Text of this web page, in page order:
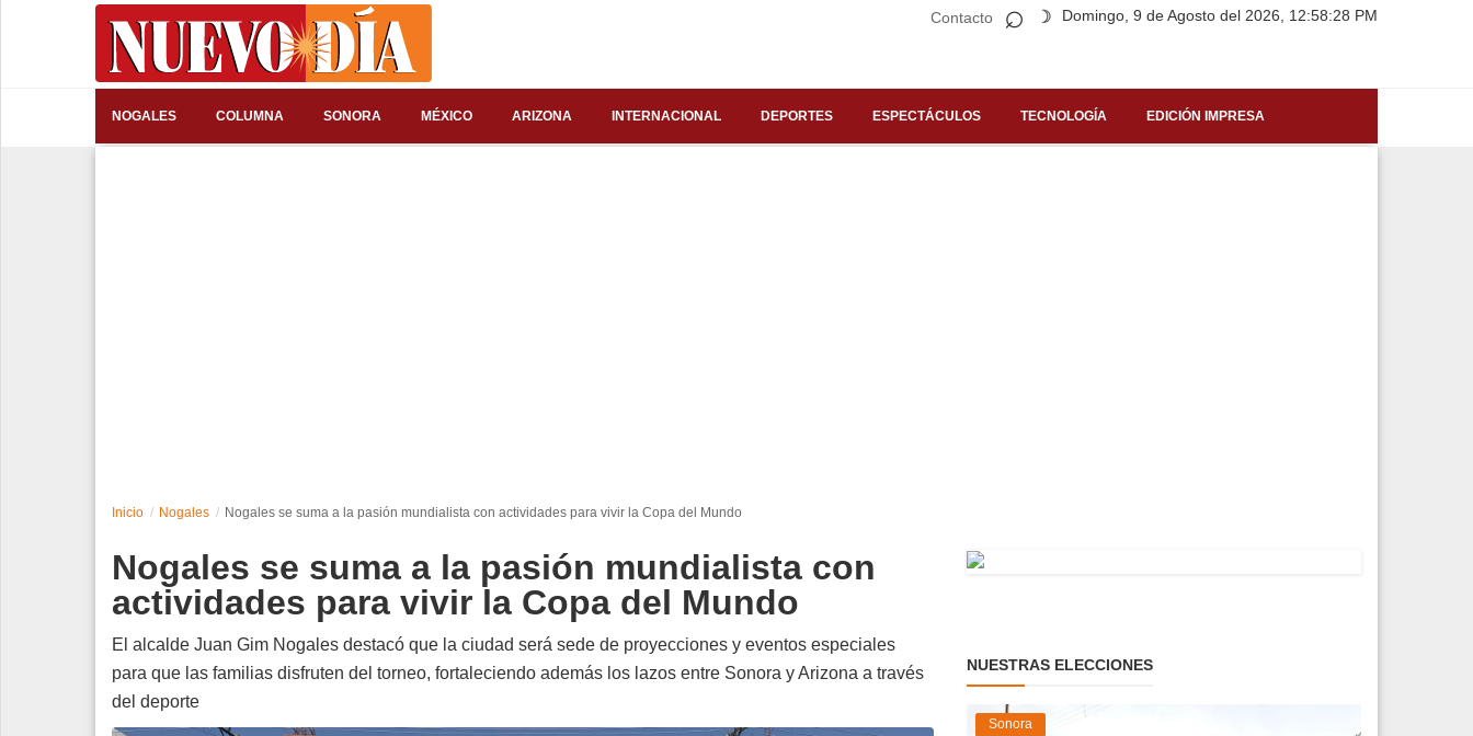
Contacto Domingo, 9 de Agosto del 2026, 12:58:28 PM
⌕ ☽
NOGALES COLUMNA SONORA MÉXICO ARIZONA INTERNACIONAL DEPORTES ESPECTÁCULOS TECNOLOGÍA EDICIÓN IMPRESA
Edición Impresa
Inicio Nogales Nogales se suma a la pasión mundialista con actividades para vivir la Copa del Mundo
Nogales se suma a la pasión mundialista con
actividades para vivir la Copa del Mundo
El alcalde Juan Gim Nogales destacó que la ciudad será sede de proyecciones y eventos especiales
para que las familias disfruten del torneo, fortaleciendo además los lazos entre Sonora y Arizona a través
del deporte
NUESTRAS ELECCIONES
Sonora